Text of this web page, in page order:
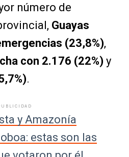
número de
Guayas
(23,8%),
con 2.176 (22%) y
.
y Amazonía
estas son las